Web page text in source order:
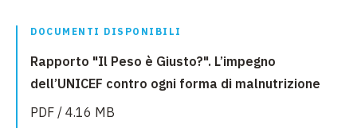
DOCUMENTI DISPONIBILI
Rapporto "Il Peso è Giusto?". L’impegno
dell’UNICEF contro ogni forma di malnutrizione
PDF / 4.16 MB